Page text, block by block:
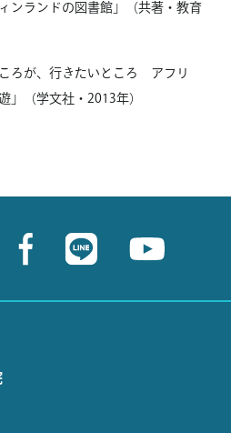
ンランドの図書館」（共著・教育
ろが、行きたいところ アフリ
」（学文社・2013年）